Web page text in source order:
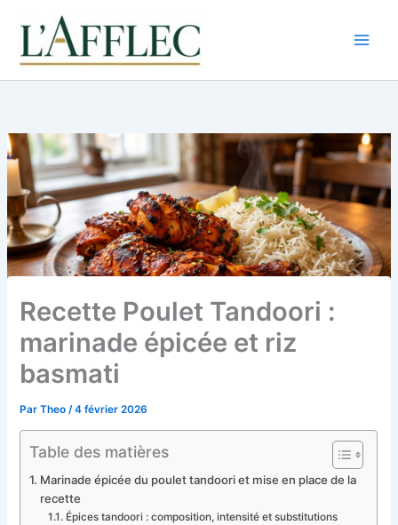
contenu
Recette Poulet Tandoori :
marinade épicée et riz
basmati
ParTheo/4 février 2026
Table des matières
Marinade épicée du poulet tandoori et mise en place de la
recette
Épices tandoori : composition, intensité et substitutions